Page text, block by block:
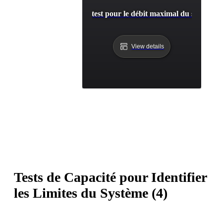
Capacité de test pour le débit maximal du serveur
View details
Tests de Capacité pour Identifier
les Limites du Système (4)